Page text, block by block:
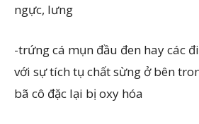
ngực, lưng
-trứng cá mụn đầu đen hay các
với sự tích tụ chất sừng ở bên
bã cô đặc lại bị oxy hóa